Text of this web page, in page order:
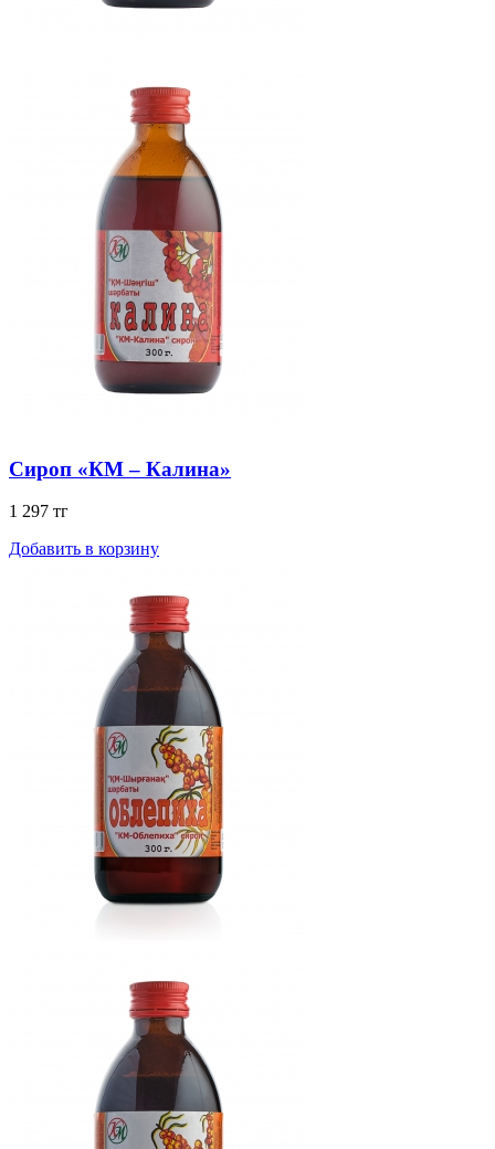
Сироп «КМ – Калина»
1 297 тг
Добавить в корзину